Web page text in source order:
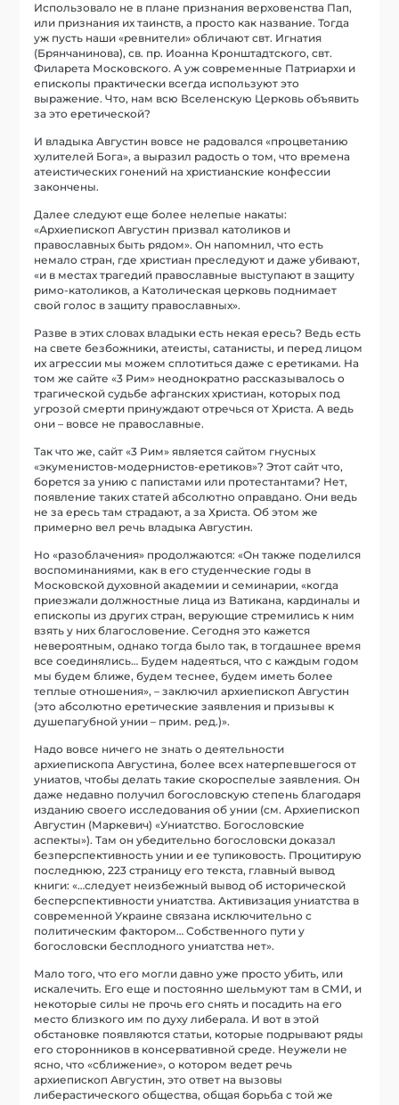
Использовало не в плане признания верховенства Пап,
или признания их таинств, а просто как название. Тогда
уж пусть наши «ревнители» обличают свт. Игнатия
(Брянчанинова), св. пр. Иоанна Кронштадтского, свт.
Филарета Московского. А уж современные Патриархи и
епископы практически всегда используют это
выражение. Что, нам всю Вселенскую Церковь объявить
за это еретической?
И владыка Августин вовсе не радовался «процветанию
хулителей Бога», а выразил радость о том, что времена
атеистических гонений на христианские конфессии
закончены.
Далее следуют еще более нелепые накаты:
«Архиепископ Августин призвал католиков и
православных быть рядом». Он напомнил, что есть
немало стран, где христиан преследуют и даже убивают,
«и в местах трагедий православные выступают в защиту
римо-католиков, а Католическая церковь поднимает
свой голос в защиту православных».
Разве в этих словах владыки есть некая ересь? Ведь есть
на свете безбожники, атеисты, сатанисты, и перед лицом
их агрессии мы можем сплотиться даже с еретиками. На
том же сайте «3 Рим» неоднократно рассказывалось о
трагической судьбе афганских христиан, которых под
угрозой смерти принуждают отречься от Христа. А ведь
они – вовсе не православные.
Так что же, сайт «3 Рим» является сайтом гнусных
«экуменистов-модернистов-еретиков»? Этот сайт что,
борется за унию с папистами или протестантами? Нет,
появление таких статей абсолютно оправдано. Они ведь
не за ересь там страдают, а за Христа. Об этом же
примерно вел речь владыка Августин.
Но «разоблачения» продолжаются: «Он также поделился
воспоминаниями, как в его студенческие годы в
Московской духовной академии и семинарии, «когда
приезжали должностные лица из Ватикана, кардиналы и
епископы из других стран, верующие стремились к ним
взять у них благословение. Сегодня это кажется
невероятным, однако тогда было так, в тогдашнее время
все соединялись… Будем надеяться, что с каждым годом
мы будем ближе, будем теснее, будем иметь более
теплые отношения», – заключил архиепископ Августин
(это абсолютно еретические заявления и призывы к
душепагубной унии – прим. ред.)».
Надо вовсе ничего не знать о деятельности
архиепископа Августина, более всех натерпевшегося от
униатов, чтобы делать такие скороспелые заявления. Он
даже недавно получил богословскую степень благодаря
изданию своего исследования об унии (см. Архиепископ
Августин (Маркевич) «Униатство. Богословские
аспекты»). Там он убедительно богословски доказал
безперспективность унии и ее тупиковость. Процитирую
последнюю, 223 страницу его текста, главный вывод
книги: «…следует неизбежный вывод об исторической
бесперспективности униатства. Активизация униатства в
современной Украине связана исключительно с
политическим фактором… Собственного пути у
богословски бесплодного униатства нет».
Мало того, что его могли давно уже просто убить, или
искалечить. Его еще и постоянно шельмуют там в СМИ, и
некоторые силы не прочь его снять и посадить на его
место близкого им по духу либерала. И вот в этой
обстановке появляются статьи, которые подрывают ряды
его сторонников в консервативной среде. Неужели не
ясно, что «сближение», о котором ведет речь
архиепископ Августин, это ответ на вызовы
либерастического общества, общая борьба с той же